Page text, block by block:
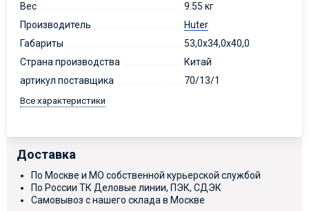
Вес
9.55 кг
Производитель
Huter
Габариты
53,0х34,0х40,0
Страна производства
Китай
артикул поставщика
70/13/1
Все характеристики
Доставка
По Москве и МО собственной курьерской службой
По России ТК Деловые линии, ПЭК, СДЭК
Самовывоз с нашего склада в Москве